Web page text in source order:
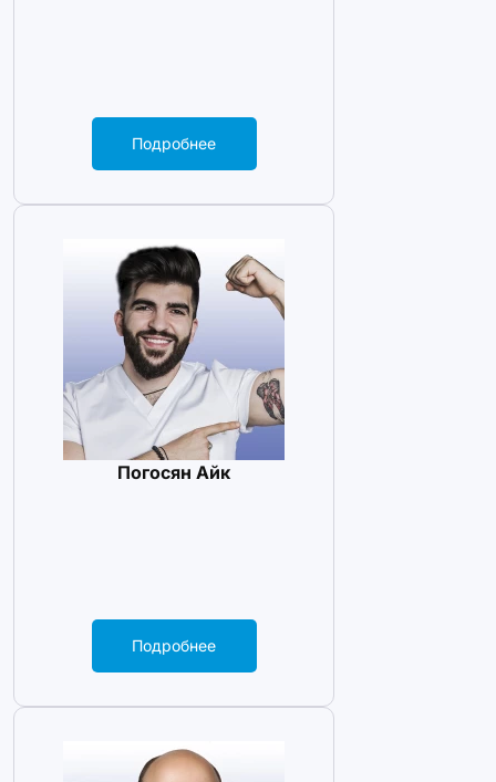
Подробнее
Погосян Айк
Подробнее